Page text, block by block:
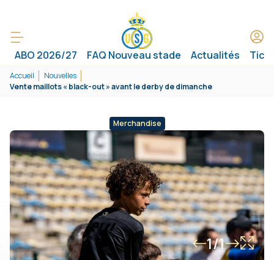
ABO 2026/27 FAQ Nouveau stade Actualités
Accueil
Nouvelles
Vente maillots « black-out » avant le derby de dimanche
Merchandise
1/1